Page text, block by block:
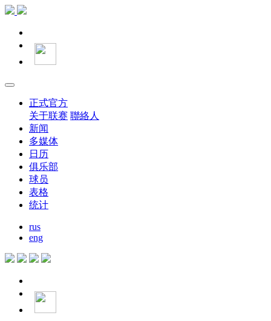
正式官方
关于联赛 聯絡人
新闻
多媒体
日历
俱乐部
球员
表格
统计
rus
eng